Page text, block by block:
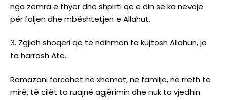
nga zemra e thyer dhe shpirti që e din se ka nevojë
për faljen dhe mbështetjen e Allahut.
Zgjidh shoqëri që të ndihmon ta kujtosh Allahun, jo
ta harrosh Atë.
Ramazani forcohet në xhemat, në familje, në rreth të
mirë, të cilët ta ruajnë agjërimin dhe nuk ta vjedhin.